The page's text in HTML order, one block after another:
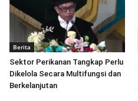
Berita
Sektor Perikanan Tangkap Perlu
Dikelola Secara Multifungsi dan
Berkelanjutan